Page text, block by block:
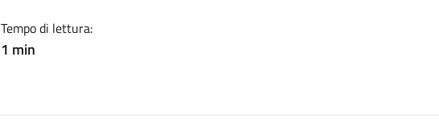
Tempo di lettura:
1 min